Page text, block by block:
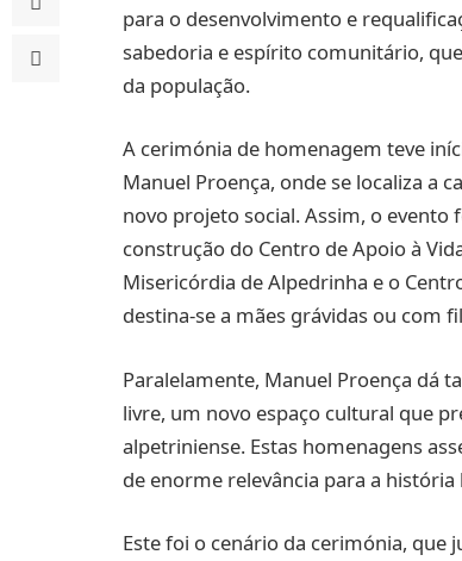
para o desenvolvimento e
sabedoria e espírito comunitário,
da população.
A cerimónia de homenagem teve
Manuel Proença, onde se localiza a
novo projeto social. Assim, o
construção do Centro de Apoio à
Misericórdia de Alpedrinha e o
destina-se a mães grávidas ou com
Paralelamente, Manuel Proença dá
livre, um novo espaço cultural que
alpetriniense. Estas homenagens
de enorme relevância para a história
Este foi o cenário da cerimónia,